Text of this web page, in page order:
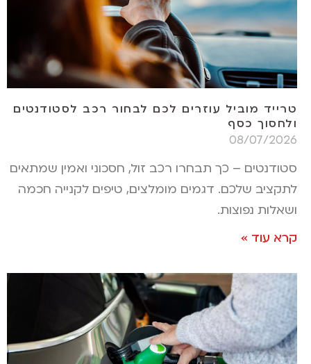
טרייד מוביל עוזרים לכם לבחור רכב לסטודנטים
ולחסוך כסף
08/07/2026
סטודנטים – כך תבחרו רכב זול, חסכוני ואמין שמתאים
לתקציב שלכם. דגמים מומלצים, טיפים לקנייה חכמה
ושאלות נפוצות.
קרא עוד »